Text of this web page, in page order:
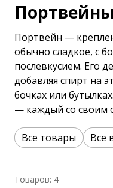
Портвейны
Портвейн —
обычно сладкое, с
послевкусием. Его
добавляя спирт на
бочках или
— каждый со своим
Все товары Все
Товаров: 4